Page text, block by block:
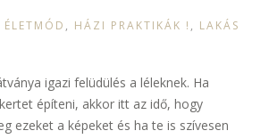
ÉLETMÓD , HÁZI PRAKTIKÁK ! , LAKÁS
igazi felüdülés a léleknek. Ha
építeni, akkor itt az idő, hogy
ezeket a képeket és ha te is szívesen